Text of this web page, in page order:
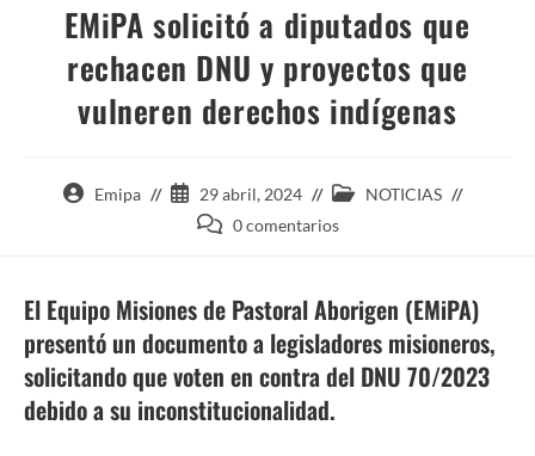
EMiPA solicitó a diputados que
rechacen DNU y proyectos que
vulneren derechos indígenas
AutorEmipa
Entrada
publicada:
29 abril, 2024
Categoría
de
NOTICIAS
Comentarios
entrada:
0 comentarios
El Equipo Misiones de Pastoral Aborigen (EMiPA)
presentó un documento a legisladores misioneros,
solicitando que voten en contra del DNU 70/2023
debido a su inconstitucionalidad.